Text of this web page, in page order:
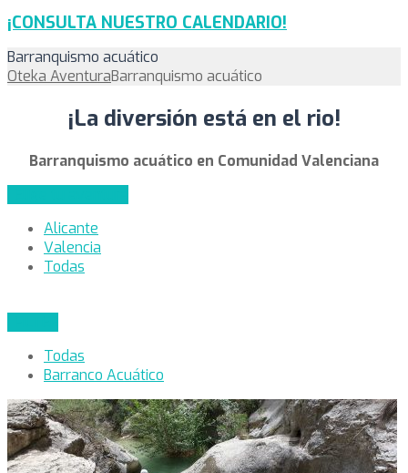
¡CONSULTA NUESTRO CALENDARIO!
Barranquismo acuático
Oteka AventuraBarranquismo acuático
¡La diversión está en el rio!
Barranquismo acuático en Comunidad Valenciana
Alicante
Valencia
Todas
Todas
Barranco Acuático